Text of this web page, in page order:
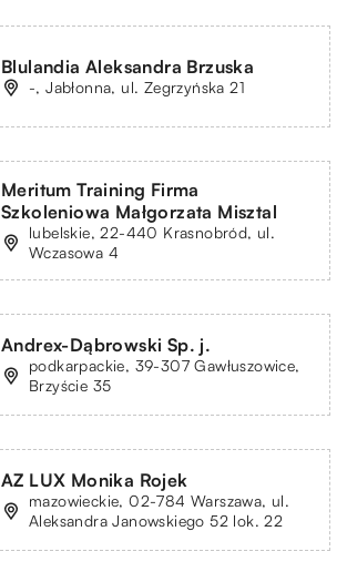
Blulandia Aleksandra Brzuska
-, Jabłonna, ul. Zegrzyńska 21
Meritum Training Firma
Szkoleniowa Małgorzata Misztal
lubelskie, 22-440 Krasnobród, ul.
Wczasowa 4
Andrex-Dąbrowski Sp. j.
podkarpackie, 39-307 Gawłuszowice,
Brzyście 35
AZ LUX Monika Rojek
mazowieckie, 02-784 Warszawa, ul.
Aleksandra Janowskiego 52 lok. 22